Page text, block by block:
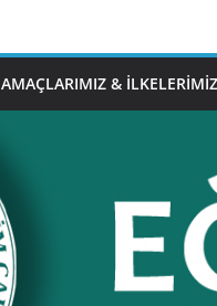
AMAÇLARIMIZ & İLKELERIMIZ